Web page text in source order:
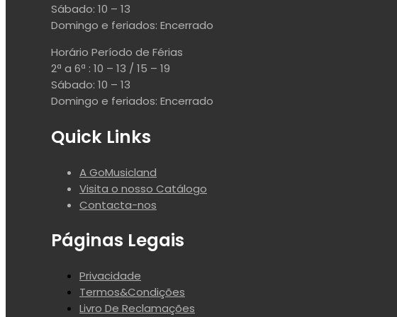
Sábado: 10 – 13
Domingo e feriados: Encerrado
Horário Período de Férias
2ª a 6ª : 10 – 13 / 15 – 19
Sábado: 10 – 13
Domingo e feriados: Encerrado
Quick Links
A GoMusicland
Visita o nosso Catálogo
Contacta-nos
Páginas Legais
Privacidade
Termos&Condições
Livro De Reclamações